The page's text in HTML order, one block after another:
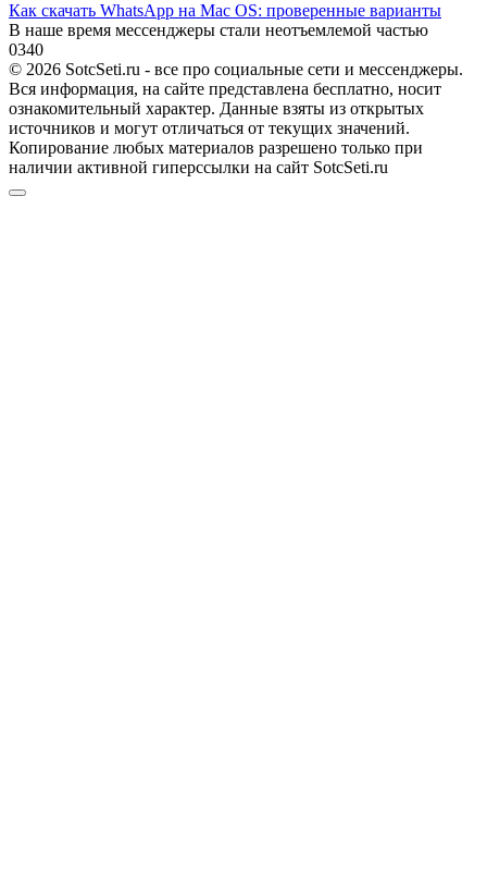
Как скачать WhatsApp на Mac OS: проверенные варианты
В наше время мессенджеры стали неотъемлемой частью
0340
© 2026 SotcSeti.ru - все про социальные сети и мессенджеры.
Вся информация, на сайте представлена бесплатно, носит
ознакомительный характер. Данные взяты из открытых
источников и могут отличаться от текущих значений.
Копирование любых материалов разрешено только при
наличии активной гиперссылки на сайт SotcSeti.ru